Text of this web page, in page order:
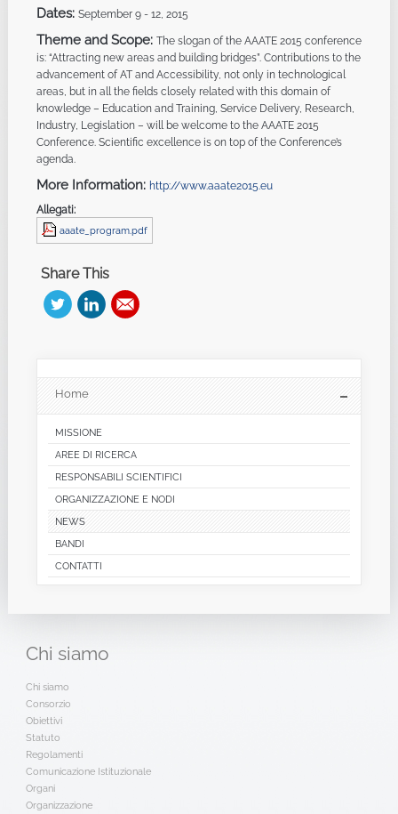
Dates: September 9 - 12, 2015
Theme and Scope: The slogan of the AAATE 2015 conference
is: “Attracting new areas and building bridges”. Contributions to the
advancement of AT and Accessibility, not only in technological
areas, but in all the fields closely related with this domain of
knowledge – Education and Training, Service Delivery, Research,
Industry, Legislation – will be welcome to the AAATE 2015
Conference. Scientific excellence is on top of the Conference’s
agenda.
More Information: http://www.aaate2015.eu
Allegati:
aaate_program.pdf
Share This
Home
MISSIONE
AREE DI RICERCA
RESPONSABILI SCIENTIFICI
ORGANIZZAZIONE E NODI
NEWS
BANDI
CONTATTI
Chi siamo
Chi siamo
Consorzio
Obiettivi
Statuto
Regolamenti
Comunicazione Istituzionale
Organi
Organizzazione